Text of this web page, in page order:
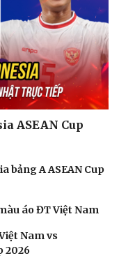
ASEAN Cup
bảng A ASEAN Cup
áo ĐT Việt Nam
Nam vs
2026